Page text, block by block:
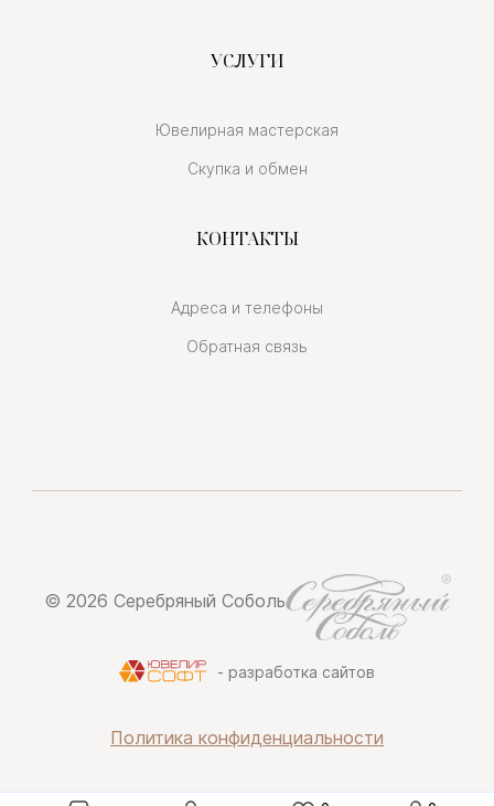
УСЛУГИ
Ювелирная мастерская
Скупка и обмен
КОНТАКТЫ
Адреса и телефоны
Обратная связь
© 2026 Серебряный Соболь
- разработка сайтов
Политика конфиденциальности